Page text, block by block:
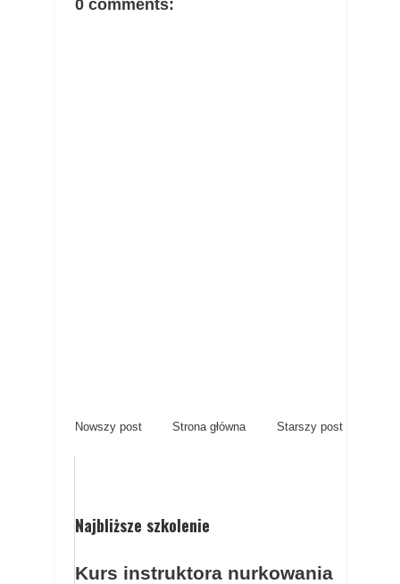
0 comments:
Nowszy post Starszy post
Strona główna
Najbliższe szkolenie
Kurs instruktora nurkowania